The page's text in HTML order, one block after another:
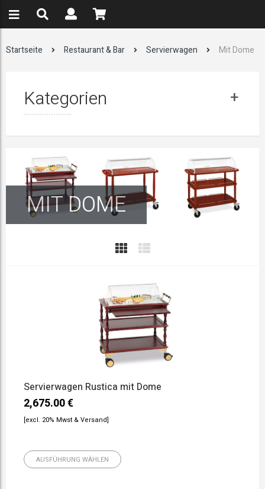
Startseite Restaurant & Bar Servierwagen Mit Dome
Kategorien
MIT DOME
Servierwagen Rustica mit Dome
2,675.00€
[excl. 20% Mwst & Versand]
AUSFÜHRUNG WÄHLEN